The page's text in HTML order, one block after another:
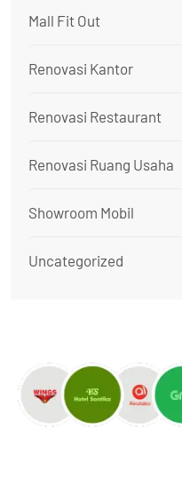
Mall Fit Out
Renovasi Kantor
Renovasi Restaurant
Renovasi Ruang Usaha
Showroom Mobil
Uncategorized